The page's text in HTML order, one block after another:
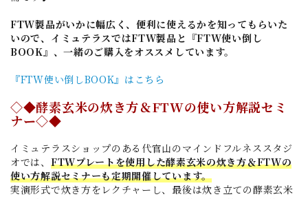
FTW製品がいかに幅広く、便利に使えるかを知ってもらいた
いので、イミュテラスではFTW製品と『FTW使い倒し
BOOK』、一緒のご購入をオススメしています。
『FTW使い倒しBOOK』はこちら
◇◆酵素玄米の炊き方＆FTWの使い方解説セミ
ナー◇◆
イミュテラスショップのある代官山のマインドフルネススタジ
オでは、 FTWプレートを使用した酵素玄米の炊き方＆FTWの
使い方解説セミナーも定期開催しています。
実演形式で炊き方をレクチャーし、最後は炊き立ての酵素玄米